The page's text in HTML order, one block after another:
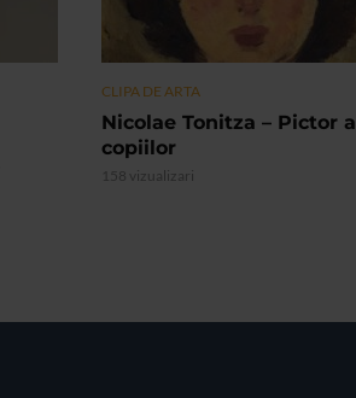
CLIPA DE ARTA
Nicolae Tonitza – Pictor al
copiilor
158 vizualizari